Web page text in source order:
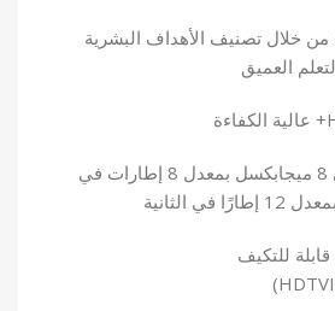
من خلال تصنيف الأهداف البشرية
العميق
إمكانية ترميز تصل إلى 8 ميجابكسل بمعدل 8 إطارات في
قابلة للتكيف